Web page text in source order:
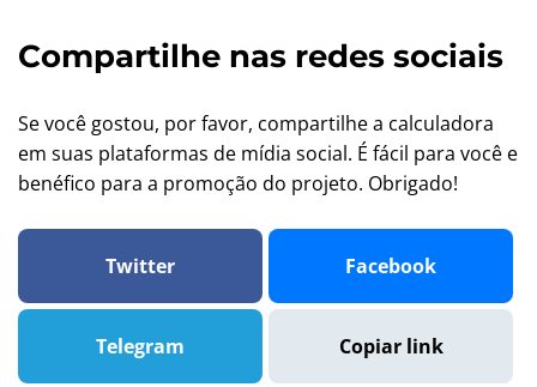
Compartilhe nas redes sociais
Se você gostou, por favor, compartilhe a calculadora
em suas plataformas de mídia social. É fácil para você e
benéfico para a promoção do projeto. Obrigado!
Twitter Facebook
Telegram Copiar link